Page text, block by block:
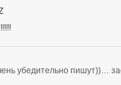
убедительно пишут))…